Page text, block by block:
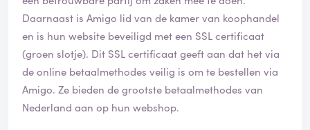
e
l
i
n
i
Daarnaast is Amigo lid van de kamer van koophandel
en is hun website beveiligd met een SSL certificaat
(groen slotje). Dit SSL certificaat geeft aan dat het via
de online betaalmethodes veilig is om te bestellen via
Amigo. Ze bieden de grootste betaalmethodes van
Nederland aan op hun webshop.